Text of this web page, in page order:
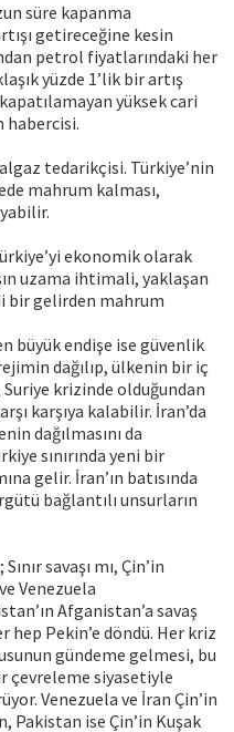
süre kapanma
getireceğine kesin
petrol fiyatlarındaki her
yüzde 1’lik bir artış
yüksek cari
habercisi.
tedarikçisi. Türkiye’nin
mahrum kalması,
ekonomik olarak
uzama ihtimali, yaklaşan
bir gelirden mahrum
büyük endişe ise güvenlik
dağılıp, ülkenin bir iç
krizinde olduğundan
karşıya kalabilir. İran’da
dağılmasını da
sınırında yeni bir
gelir. İran’ın batısında
bağlantılı unsurların
savaşı mı, Çin’in
Venezuela
Afganistan’a savaş
Pekin’e döndü. Her kriz
gündeme gelmesi, bu
çevreleme siyasetiyle
Venezuela ve İran Çin’in
ise Çin’in Kuşak